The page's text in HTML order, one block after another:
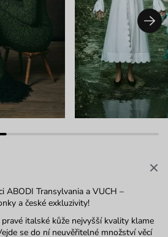
ABODI Transylvania a VUCH –
a české exkluzivity!
pravé italské kůže nejvyšší kvality klame
se do ní neuvěřitelné množství věcí